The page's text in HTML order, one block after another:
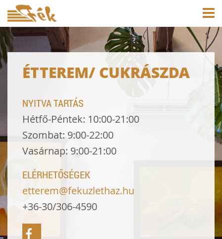
ÉTTEREM/ CUKRÁSZDA
NYITVA TARTÁS
Hétfő-Péntek: 10:00-21:00
Szombat: 9:00-22:00
Vasárnap: 9:00-21:00
ELÉRHETŐSÉGEK
etterem@fekuzlethaz.hu
+36-30/306-4590